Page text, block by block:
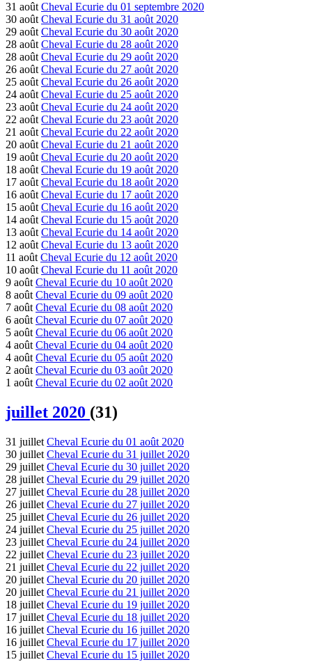
31 août Cheval Ecurie du 01 septembre 2020
30 août Cheval Ecurie du 31 août 2020
29 août Cheval Ecurie du 30 août 2020
28 août Cheval Ecurie du 28 août 2020
28 août Cheval Ecurie du 29 août 2020
26 août Cheval Ecurie du 27 août 2020
25 août Cheval Ecurie du 26 août 2020
24 août Cheval Ecurie du 25 août 2020
23 août Cheval Ecurie du 24 août 2020
22 août Cheval Ecurie du 23 août 2020
21 août Cheval Ecurie du 22 août 2020
20 août Cheval Ecurie du 21 août 2020
19 août Cheval Ecurie du 20 août 2020
18 août Cheval Ecurie du 19 août 2020
17 août Cheval Ecurie du 18 août 2020
16 août Cheval Ecurie du 17 août 2020
15 août Cheval Ecurie du 16 août 2020
14 août Cheval Ecurie du 15 août 2020
13 août Cheval Ecurie du 14 août 2020
12 août Cheval Ecurie du 13 août 2020
11 août Cheval Ecurie du 12 août 2020
10 août Cheval Ecurie du 11 août 2020
9 août Cheval Ecurie du 10 août 2020
8 août Cheval Ecurie du 09 août 2020
7 août Cheval Ecurie du 08 août 2020
6 août Cheval Ecurie du 07 août 2020
5 août Cheval Ecurie du 06 août 2020
4 août Cheval Ecurie du 04 août 2020
4 août Cheval Ecurie du 05 août 2020
2 août Cheval Ecurie du 03 août 2020
1 août Cheval Ecurie du 02 août 2020
juillet 2020 (31)
31 juillet Cheval Ecurie du 01 août 2020
30 juillet Cheval Ecurie du 31 juillet 2020
29 juillet Cheval Ecurie du 30 juillet 2020
28 juillet Cheval Ecurie du 29 juillet 2020
27 juillet Cheval Ecurie du 28 juillet 2020
26 juillet Cheval Ecurie du 27 juillet 2020
25 juillet Cheval Ecurie du 26 juillet 2020
24 juillet Cheval Ecurie du 25 juillet 2020
23 juillet Cheval Ecurie du 24 juillet 2020
22 juillet Cheval Ecurie du 23 juillet 2020
21 juillet Cheval Ecurie du 22 juillet 2020
20 juillet Cheval Ecurie du 20 juillet 2020
20 juillet Cheval Ecurie du 21 juillet 2020
18 juillet Cheval Ecurie du 19 juillet 2020
17 juillet Cheval Ecurie du 18 juillet 2020
16 juillet Cheval Ecurie du 16 juillet 2020
16 juillet Cheval Ecurie du 17 juillet 2020
15 juillet Cheval Ecurie du 15 juillet 2020